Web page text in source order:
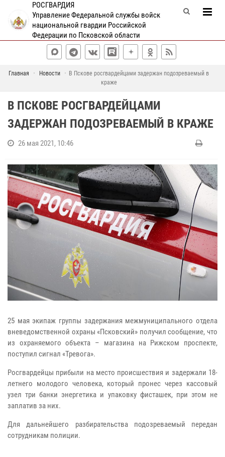
РОСГВАРДИЯ
Управление Федеральной службы войск
национальной гвардии Российской
Федерации по Псковской области
Главная Новости
В Пскове росгвардейцами задержан подозреваемый в
краже
В ПСКОВЕ РОСГВАРДЕЙЦАМИ
ЗАДЕРЖАН ПОДОЗРЕВАЕМЫЙ В КРАЖЕ
26 мая 2021, 10:46
25 мая экипаж группы задержания межмуниципального отдела
вневедомственной охраны «Псковский» получил сообщение, что
из охраняемого объекта – магазина на Рижском проспекте,
поступил сигнал «Тревога».
Росгвардейцы прибыли на место происшествия и задержали 18-
летнего молодого человека, который пронес через кассовый
узел три банки энергетика и упаковку фисташек, при этом не
заплатив за них.
Для дальнейшего разбирательства подозреваемый передан
сотрудникам полиции.